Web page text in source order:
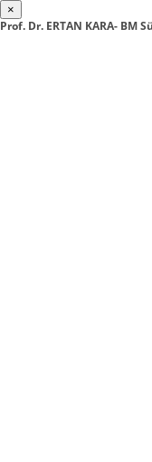
×
Prof. Dr. ERTAN KARA- BM